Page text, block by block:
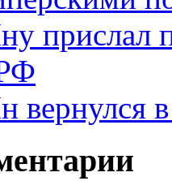
прислал